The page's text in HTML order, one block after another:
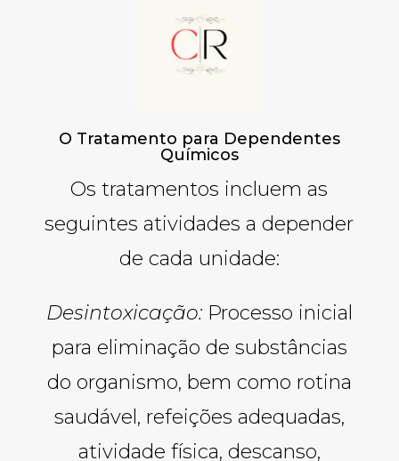
O Tratamento para Dependentes
Químicos
Os tratamentos incluem as
seguintes atividades a depender
de cada unidade:
Desintoxicação:Processo inicial
para eliminação de substâncias
do organismo, bem como rotina
saudável, refeições adequadas,
atividade física, descanso,